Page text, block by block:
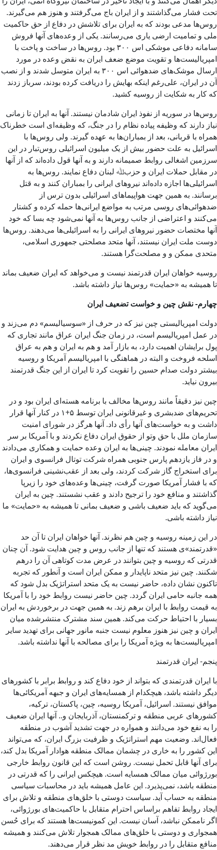
تحت فشار می‌گذاشتند و از ایران باج می‌گرفتند و هنوز هم می‌گیرند.
روس‌ها مدعی بودند که به ایران برای تلاشش در دفاع از حق حاکمیت
ملی و تمامیت ارضی یاری می‌رسانند. یکی از وعده‌های آنها فروش
سامانه دفاعی موشکی اس ۳۰۰ بود. روس‌ها در ساخت و پاخت با
امپریالیست‌ها و تقویت موضع ضعف ایران به نقض وعده در مورد
ارسال موشک‌های ضدهوائی اس ۳۰۰ به ایران متوسل شدند و از نصب
آن در ایران، علی‌رغم اینکه بهایش را دریافت کرده بودند، سرباز زدند
که کار به شکایت از روسیه کشید.
روس‌ها در سوریه از نفوذ ایران شادمان نیستند. آنها به ایران تا زمانی
نیاز دارند که وظیفه پیاده نظام را در جنگ، که وظیفه‌ای است خطرناک
همراه با قربانی، بعد از بمباران‌ها به عهده گیرند. ولی روس‌ها با
اسرائیل به علت حضور بیش از یک میلیون اسرائیلی روس‌تبار در این
سرزمین اشغالی روابط صمیمانه دارند و به آنها قول داده‌اند که از آنها
در مقابل حملات ایران و حزبﷲ لبنان دفاع نمایند. روس‌ها به
اسرائیلی‌ها اجازه داده‌اند نیروهای ایرانی را بمباران کنند و به قتل
برسانند. به همین جهت هواپیماهای اسرائیلی بدون ترس از
ضدهوائی‌های روسی مرتب به مواضع ایرانی‌ها حمله کرده و کشتار
می‌کنند و اعتراضی از جانب روس‌ها به آنها نمی‌شود چه بسا که خود
آنها مختصات حضور نیروهای ایرانی را به اسرائیلی‌ها می‌دهند. روس‌ها
دوست ملت ایران نیستند، آنها متحد مصلحتی جمهوری اسلامی،
متحدی ممکن و و مصلحت‌گرا هستند.
روسیه خواهان ایران قدرتمند نیست و می‌خواهد که ایران ضعیف بماند
تا همیشه به «حمایت» روس‌ها نیاز داشته باشد.
چهارم- نقش چین و خواست تضعیف ایران
دولت امپریالیستی چین نیز که در حرف از «سوسیالیسم» دم می‌زند و
در عمل امپریالیسم است، در زمان جنگ ایران عراق مانند تجاری که
پول برایشان اهمیت دارد، به بازار آمد و هم به ایران و هم به عراق
اسلحه فروخت و البته در هماهنگی با امپریالیسم آمریکا و روسیه
بیشتر دولت صدام حسین را تقویت کرد تا ایران از این جنگ قدرتمند
بیرون نیاید.
چین نیز دقیقاً مانند روس‌ها مخالف با برنامه هسته‌ای ایران بود و در
تحریم‌های ضدبشری و غیرقانونی ایران توسط ۵+۱ در کنار آنها قرار
داشت و به خواست‌های آنها رأی داد. آنها هرگز در شورای امنیت
سازمان ملل با حق وتو از حقوق ایران دفاع نکردند و با آمریکا بر سر
ایران معامله نمودند. چینی‌ها به ایران وعده حمایت و همکاری می‌دادند
و در فاز یازدهم پارس جنوبی همراه شرکت توتال فرانسوی و ایران
برای استخراج گاز شرکت کردند، ولی بعد از عقب‌نشینی فرانسوی‌ها،
که با فشار آمریکا صورت گرفت، چینی‌ها وعده‌های خود را زیرپا
گذاشتند و منافع خود را ترجیح دادند و عقب نشستند. چین به ایران
می‌گوید که باید ضعیف باشی و ضعیف بمانی تا همیشه به «حمایت» ما
نیاز داشته باشی.
در این زمینه روسیه و چین هم نظرند. آنها خواهان ایران تا آن حد
«قدرتمند»ی هستند که تنها از جانب روس و چین هدایت شود. آن چنان
قدرتی که روسیه و چین بتوانند در عرض مدت کوتاهی آن را درهم
شکنند. چین نیز متحد ناپایدار و ممکن ایران است و آنطور که تجربه
تاکنون نشان داده، حاضر نیست به یک متحد استراتژیک بدل شود که
همه جانبه حامی ایران گردد. چین حاضر نیست روابط‌ خود را با آمریکا
به قیمت روابط با ایران برهم زند. به همین جهت در برخوردش به ایران
بسیار با احتیاط حرکت می‌کند. همین سند مشترک منتشرشده میان
ایران و چین نیز هنوز معلوم نیست جنبه مانور جهانی برای تهدید سایر
امپریالیست‌ها به ویژه آمریکا را برای مصالحه با آنها نداشته باشد.
پنجم- ایران قدرتمند
با ایران قدرتمندی که بتواند از خود دفاع کند و روابط برابر با کشورهای
دیگر داشته باشد، هیچکدام از همسایه‌های ایران و جبهه آمریکائی‌ها
موافق نیستند. اسرائیل، آمریکا روسیه، چین، پاکستان، ترکیه،
کشورهای عربی منطقه و ترکمنستان، آذربایجان و.. آنها ایران ضعیف
را به نفع خود می‌دانند و همواره در جهت تشدید آشوب در منطقه
فعال‌اند. وضعیت مهم استراتژیک و ظرفیت بزرگ ایران، که می‌تواند
این کشور را به خاری در چشمان ممالک منطقه هوادار آمریکا بدل کند،
برای آنها قابل تحمل نیست. روشن است که این قانون روابط خارجی
بورژوائی میان ممالک همسایه است. هیچکس ایرانی را که قدرتی در
منطقه باشد، نمی‌پذیرد. این عامل همیشه باید در محاسبات سیاسی
منطقه به حساب آید. سیاست دوستی با خلق‌های منطقه و تلاش برای
ایجاد روابط تفاهم براساس احترام متقابل با حاکمیت‌های بورژوائی،
اگر ناممکن نباشد، آسان نیست. این کمونیست‌ها هستند که برای حُسن
همجواری و دوستی با خلق‌های ممالک همجوار تلاش می‌کنند و همیشه
منافع متقابل را در روابط خویش مد نظر قرار می‌دهند.